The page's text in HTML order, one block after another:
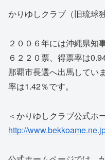
かりゆしクラブ（旧琉球
２００６年には沖縄県知
６２２０票、得票率は
那覇市長選へ出馬してい
率は1.42％です。
＜かりゆしクラブ公式ホ
http://